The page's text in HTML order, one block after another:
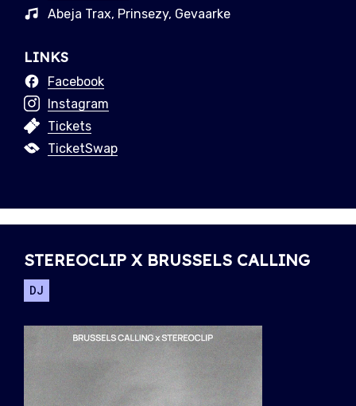
Abeja Trax, Prinsezy, Gevaarke
LINKS
Facebook
Instagram
Tickets
TicketSwap
STEREOCLIP X BRUSSELS CALLING
DJ